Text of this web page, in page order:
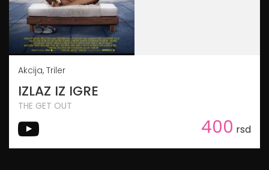
Akcija, Triler
IZLAZ IZ IGRE
THE GET OUT
400 rsd